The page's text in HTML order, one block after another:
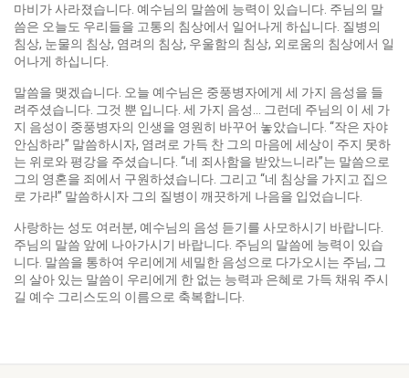
마비가 사라졌습니다. 예수님의 말씀에 능력이 있습니다. 주님의 말
씀은 오늘도 우리들을 고통의 침상에서 일어나게 하십니다. 질병의
침상, 눈물의 침상, 염려의 침상, 우울함의 침상, 외로움의 침상에서 일
어나게 하십니다.
말씀을 맺겠습니다. 오늘 예수님은 중풍병자에게 세 가지 음성을 들
려주셨습니다. 그것 뿐 입니다. 세 가지 음성… 그런데 주님의 이 세 가
지 음성이 중풍병자의 인생을 영원히 바꾸어 놓았습니다. “작은 자야
안심하라” 말씀하시자, 염려로 가득 찬 그의 마음에 세상이 주지 못하
는 위로와 평강을 주셨습니다. “네 죄사함을 받았느니라”는 말씀으로
그의 영혼을 죄에서 구원하셨습니다. 그리고 “네 침상을 가지고 집으
로 가라!” 말씀하시자 그의 질병이 깨끗하게 나음을 입었습니다.
사랑하는 성도 여러분, 예수님의 음성 듣기를 사모하시기 바랍니다.
주님의 말씀 앞에 나아가시기 바랍니다. 주님의 말씀에 능력이 있습
니다. 말씀을 통하여 우리에게 세밀한 음성으로 다가오시는 주님, 그
의 살아 있는 말씀이 우리에게 한 없는 능력과 은혜로 가득 채워 주시
길 예수 그리스도의 이름으로 축복합니다.